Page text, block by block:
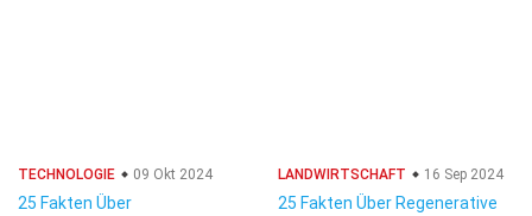
TECHNOLOGIE 09 Okt 2024
25 Fakten Über
LANDWIRTSCHAFT 16 Sep 2024
25 Fakten Über Regenerative